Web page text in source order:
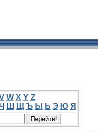
W X Y Z
Ш Щ Ъ Ы Ь Э Ю Я